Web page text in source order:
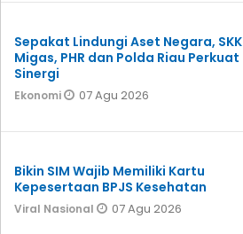
Sepakat Lindungi Aset Negara, SKK
Migas, PHR dan Polda Riau Perkuat
Sinergi
Ekonomi 07 Agu 2026
Bikin SIM Wajib Memiliki Kartu
Kepesertaan BPJS Kesehatan
Viral Nasional 07 Agu 2026